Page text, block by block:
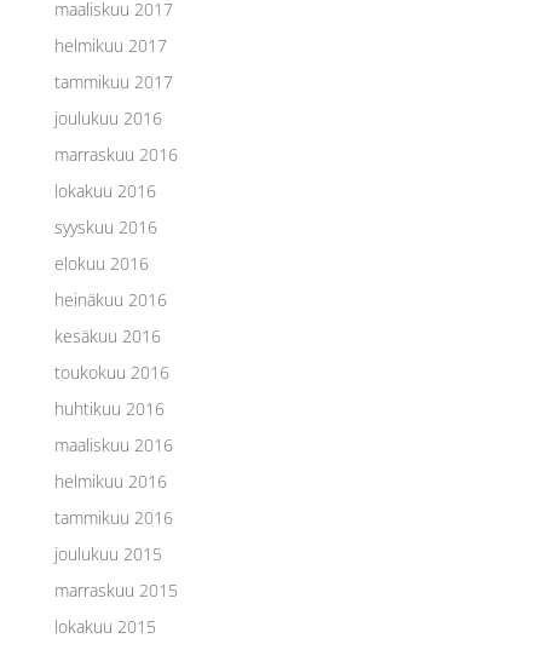
maaliskuu 2017
helmikuu 2017
tammikuu 2017
joulukuu 2016
marraskuu 2016
lokakuu 2016
syyskuu 2016
elokuu 2016
heinäkuu 2016
kesäkuu 2016
toukokuu 2016
huhtikuu 2016
maaliskuu 2016
helmikuu 2016
tammikuu 2016
joulukuu 2015
marraskuu 2015
lokakuu 2015